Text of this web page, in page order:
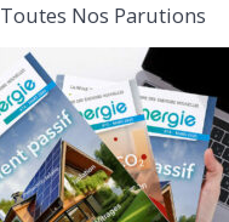
Toutes Nos Parutions